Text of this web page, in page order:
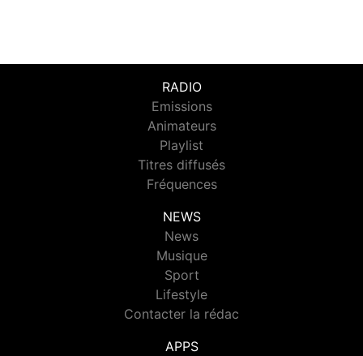
RADIO
Emissions
Animateurs
Playlist
Titres diffusés
Fréquences
NEWS
News
Musique
Sport
Lifestyle
Contacter la rédac
APPS